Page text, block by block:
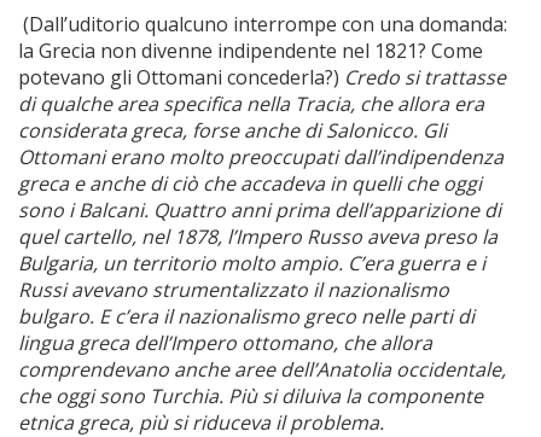
(Dall’uditorio qualcuno interrompe con una domanda:
la Grecia non divenne indipendente nel 1821? Come
potevano gli Ottomani concederla?) Credo si trattasse
di qualche area specifica nella Tracia, che allora era
considerata greca, forse anche di Salonicco. Gli
Ottomani erano molto preoccupati dall’indipendenza
greca e anche di ciò che accadeva in quelli che oggi
sono i Balcani. Quattro anni prima dell’apparizione di
quel cartello, nel 1878, l’Impero Russo aveva preso la
Bulgaria, un territorio molto ampio. C’era guerra e i
Russi avevano strumentalizzato il nazionalismo
bulgaro. E c’era il nazionalismo greco nelle parti di
lingua greca dell’Impero ottomano, che allora
comprendevano anche aree dell’Anatolia occidentale,
che oggi sono Turchia. Più si diluiva la componente
etnica greca, più si riduceva il problema.